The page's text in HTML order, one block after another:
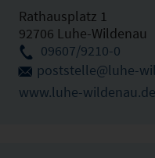
Rathausplatz 1
92706 Luhe-Wildenau
09607/9210-0
poststelle@luhe-
www.luhe-wildenau.de